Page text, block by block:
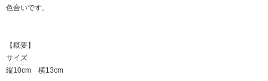
色合いです。
【概要】
サイズ
縦10cm 横13cm